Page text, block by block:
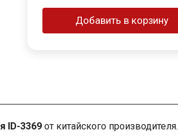
Добавить в корзину
ID-3369от китайского производителя.